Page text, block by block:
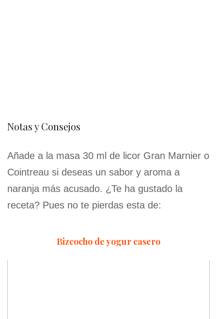
Notas y Consejos
Añade a la masa 30 ml de licor Gran Marnier o
Cointreau si deseas un sabor y aroma a
naranja más acusado. ¿Te ha gustado la
receta? Pues no te pierdas esta de:
Bizcocho de yogur casero